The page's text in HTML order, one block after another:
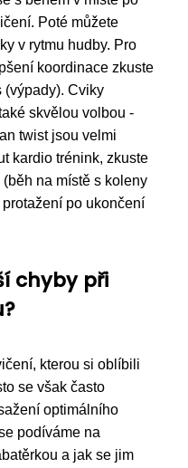
Poté můžete
v rytmu hudby. Pro
koordinace zkuste
(výpady). Cviky
skvělou volbou -
twist jsou velmi
kardio trénink, zkuste
na místě s koleny
po ukončení
chyby při
kterou si oblíbili
se však často
optimálního
podíváme na
a jak se jim